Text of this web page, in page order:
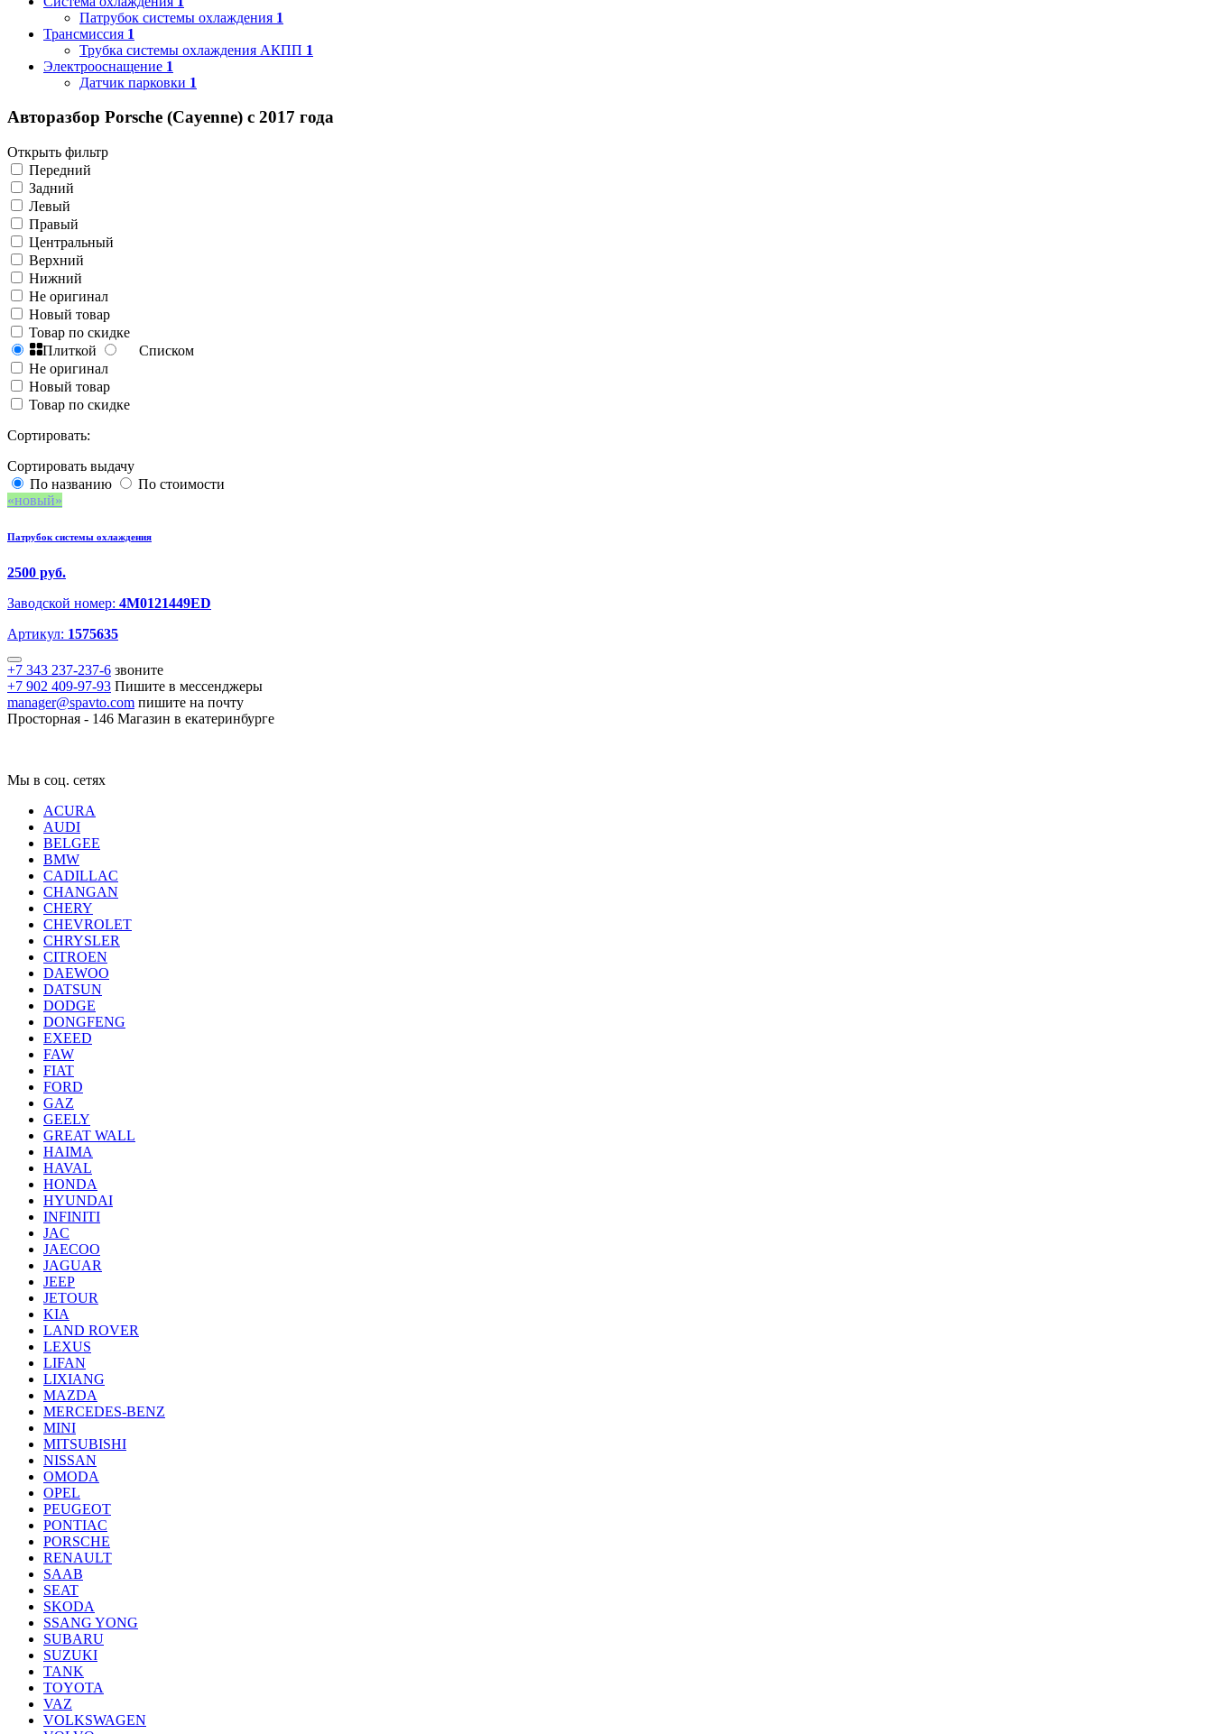
Патрубок системы охлаждения 1
Трансмиссия 1
Трубка системы охлаждения АКПП 1
Электрооснащение 1
Датчик парковки 1
Авторазбор Porsche (Cayenne) с 2017 года
Открыть фильтр
Передний
Задний
Левый
Правый
Центральный
Верхний
Нижний
Не оригинал
Новый товар
Товар по скидке
Плиткой
Списком
Не оригинал
Новый товар
Товар по скидке
Сортировать:
Сортировать выдачу
По названию
По стоимости
новый
Патрубок системы охлаждения
2500 руб.
Заводской номер: 4M0121449ED
Артикул: 1575635
+7 343 237-237-6 звоните
+7 902 409-97-93 Пишите в мессенджеры
manager@spavto.com пишите на почту
Просторная - 146 Магазин в екатеринбурге
Мы в соц. сетях
ACURA
AUDI
BELGEE
BMW
CADILLAC
CHANGAN
CHERY
CHEVROLET
CHRYSLER
CITROEN
DAEWOO
DATSUN
DODGE
DONGFENG
EXEED
FAW
FIAT
FORD
GAZ
GEELY
GREAT WALL
HAIMA
HAVAL
HONDA
HYUNDAI
INFINITI
JAC
JAECOO
JAGUAR
JEEP
JETOUR
KIA
LAND ROVER
LEXUS
LIFAN
LIXIANG
MAZDA
MERCEDES-BENZ
MINI
MITSUBISHI
NISSAN
OMODA
OPEL
PEUGEOT
PONTIAC
PORSCHE
RENAULT
SAAB
SEAT
SKODA
SSANG YONG
SUBARU
SUZUKI
TANK
TOYOTA
VAZ
VOLKSWAGEN